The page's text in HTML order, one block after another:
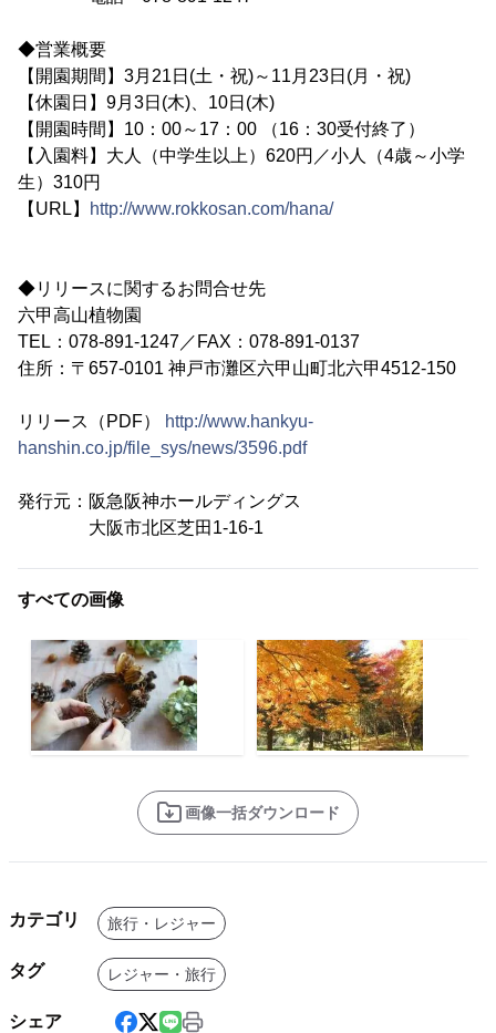
◆営業概要
【開園期間】3月21日(土・祝)～11月23日(月・祝)
【休園日】9月3日(木)、10日(木)
【開園時間】10：00～17：00 （16：30受付終了）
【入園料】大人（中学生以上）620円／小人（4歳～小学
生）310円
【URL】
http://www.rokkosan.com/hana/
◆リリースに関するお問合せ先
六甲高山植物園
TEL：078-891-1247／FAX：078-891-0137
住所：〒657-0101 神戸市灘区六甲山町北六甲4512-150
リリース（PDF）
http://www.hankyu-
hanshin.co.jp/file_sys/news/3596.pdf
発行元：阪急阪神ホールディングス
大阪市北区芝田1-16-1
すべての画像
画像一括ダウンロード
カテゴリ 旅行・レジャー
タグ レジャー・旅行
シェア